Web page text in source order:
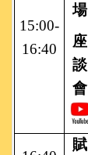
15:00-
16:40
場
座
談
會
賦